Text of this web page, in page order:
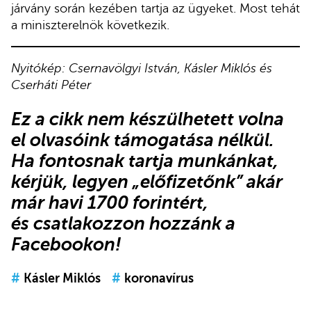
járvány során kezében tartja az ügyeket. Most tehát
a miniszterelnök következik.
Nyitókép: Csernavölgyi István, Kásler Miklós és
Cserháti Péter
Ez a cikk nem készülhetett volna
el olvasóink támogatása nélkül.
Ha fontosnak tartja munkánkat,
kérjük, legyen „előfizetőnk”akár
már havi 1700 forintért,
és csatlakozzon hozzánk a
Facebookon!
# Kásler Miklós # koronavírus